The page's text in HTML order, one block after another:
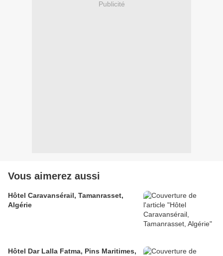
Publicité
Vous aimerez aussi
Hôtel Caravansérail, Tamanrasset,
Algérie
Hôtel Dar Lalla Fatma, Pins Maritimes,